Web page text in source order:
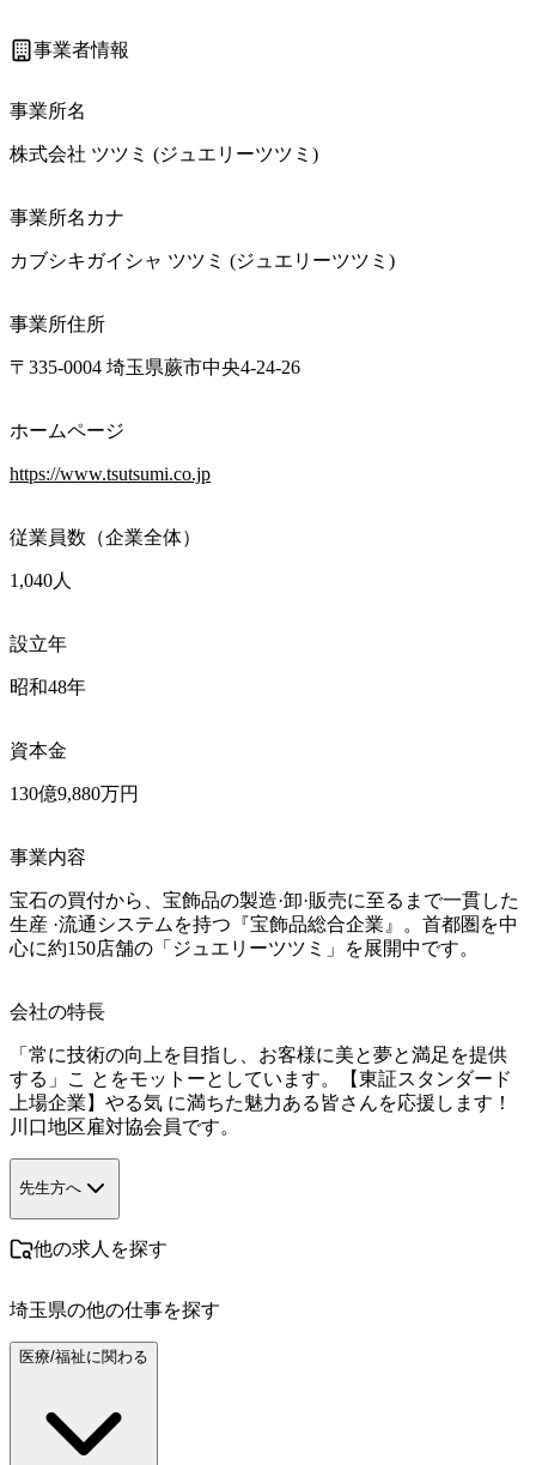
事業者情報
事業所名
株式会社 ツツミ (ジュエリーツツミ)
事業所名カナ
カブシキガイシャ ツツミ (ジュエリーツツミ)
事業所住所
〒335-0004 埼玉県蕨市中央4-24-26
ホームページ
https://www.tsutsumi.co.jp
従業員数（企業全体）
1,040人
設立年
昭和48年
資本金
130億9,880万円
事業内容
宝石の買付から、宝飾品の製造·卸·販売に至るまで一貫した
生産 ·流通システムを持つ『宝飾品総合企業』。首都圏を中
心に約150店舗の「ジュエリーツツミ」を展開中です。
会社の特長
「常に技術の向上を目指し、お客様に美と夢と満足を提供
する」こ とをモットーとしています。【東証スタンダード
上場企業】やる気 に満ちた魅力ある皆さんを応援します！
川口地区雇対協会員です。
先生方へ
他の求人を探す
埼玉県の他の仕事を探す
医療/福祉に関わる